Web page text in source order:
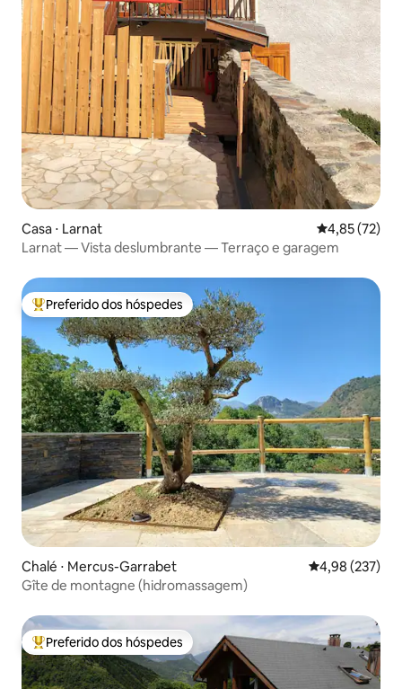
Casa ⋅ Larnat 4,85 de uma
4,85 (72)
Larnat — Vista deslumbrante — Terraço e garagem
Entre os melhores preferidos dos hóspedes
Preferido dos hóspedes
Chalé ⋅ Mercus-Garrabet 4,98 de uma
4,98 (237)
Gîte de montagne (hidromassagem)
Entre os melhores preferidos dos hóspedes
Preferido dos hóspedes